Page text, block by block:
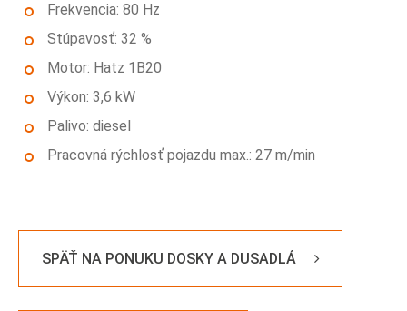
Frekvencia: 80 Hz
Stúpavosť: 32 %
Motor: Hatz 1B20
Výkon: 3,6 kW
Palivo: diesel
Pracovná rýchlosť pojazdu max.: 27 m/min
SPÄŤ NA PONUKU DOSKY A DUSADLÁ